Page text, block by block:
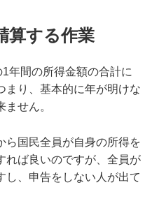
算する作業
年間の所得金額の合計に
まり、基本的に年が明けな
せん。
ら国民全員が自身の所得を
れば良いのですが、全員が
し、申告をしない人が出て